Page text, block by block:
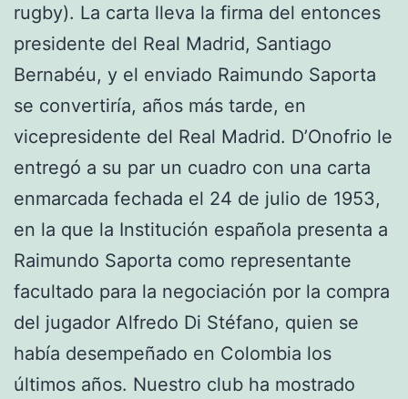
rugby). La carta lleva la firma del entonces
presidente del Real Madrid, Santiago
Bernabéu, y el enviado Raimundo Saporta
se convertiría, años más tarde, en
vicepresidente del Real Madrid. D’Onofrio le
entregó a su par un cuadro con una carta
enmarcada fechada el 24 de julio de 1953,
en la que la Institución española presenta a
Raimundo Saporta como representante
facultado para la negociación por la compra
del jugador Alfredo Di Stéfano, quien se
había desempeñado en Colombia los
últimos años. Nuestro club ha mostrado